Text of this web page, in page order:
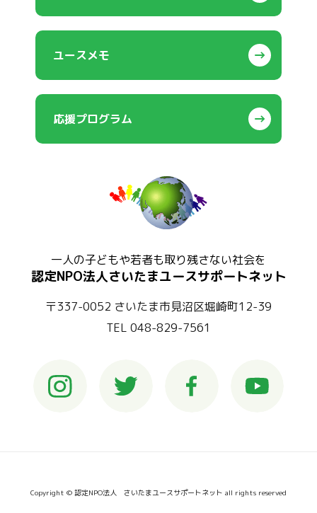
ユースメモ
応援プログラム
一人の子どもや若者も取り残さない社会を
認定NPO法人さいたまユースサポートネット
〒337-0052 さいたま市見沼区堀崎町12-39
TEL 048-829-7561
Copyright © 認定NPO法人 さいたまユースサポートネット all rights reserved